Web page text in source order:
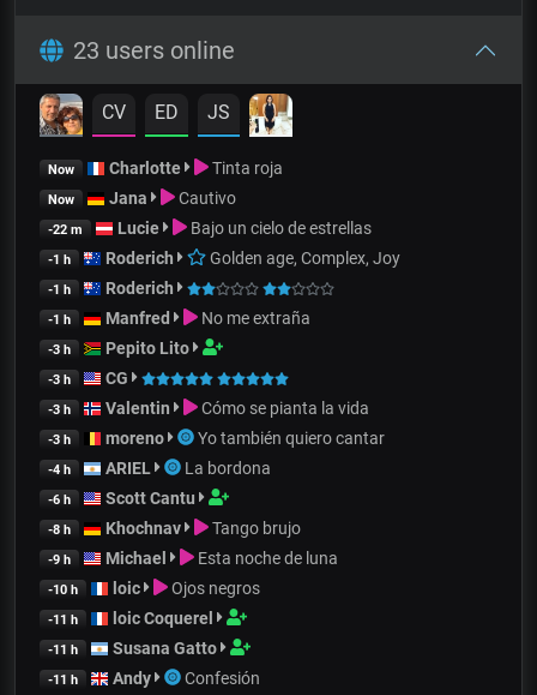
23 users online
CV ED JS
Now Charlotte Tinta roja
Now Jana Cautivo
-22 m Lucie Bajo un cielo de estrellas
-1 h Roderich Golden age, Complex, Joy
-1 h Roderich
-1 h Manfred No me extraña
-3 h Pepito Lito
-3 h CG
-3 h Valentin Cómo se pianta la vida
-3 h moreno Yo también quiero cantar
-4 h ARIEL La bordona
-6 h Scott Cantu
-8 h Khochnav Tango brujo
-9 h Michael Esta noche de luna
-10 h loic Ojos negros
-11 h loic Coquerel
-11 h Susana Gatto
-11 h Andy Confesión